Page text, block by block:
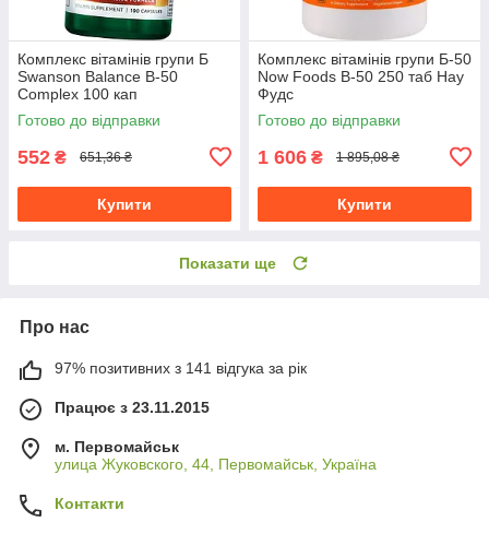
Комплекс вітамінів групи Б
Swanson Balance B-50
Complex 100 кап
Готово до відправки
552 ₴ 651,36 ₴
Купити
Комплекс вітамінів групи Б-50
Now Foods B-50 250 таб Нау
Фудс
Готово до відправки
1 606 ₴ 1 895,08 ₴
Купити
Показати ще
Про нас
97% позитивних з 141 відгука за рік
Працює з 23.11.2015
м. Первомайськ
улица Жуковского, 44, Первомайськ, Україна
Контакти